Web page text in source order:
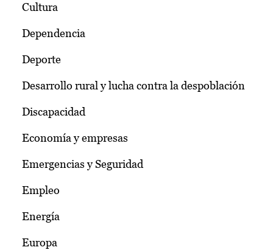
Cultura
Dependencia
Deporte
Desarrollo rural y lucha contra la despoblación
Discapacidad
Economía y empresas
Emergencias y Seguridad
Empleo
Energía
Europa